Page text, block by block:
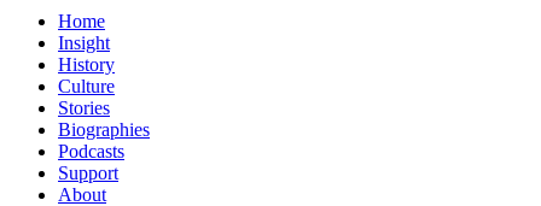
Home
Insight
History
Culture
Stories
Biographies
Podcasts
Support
About